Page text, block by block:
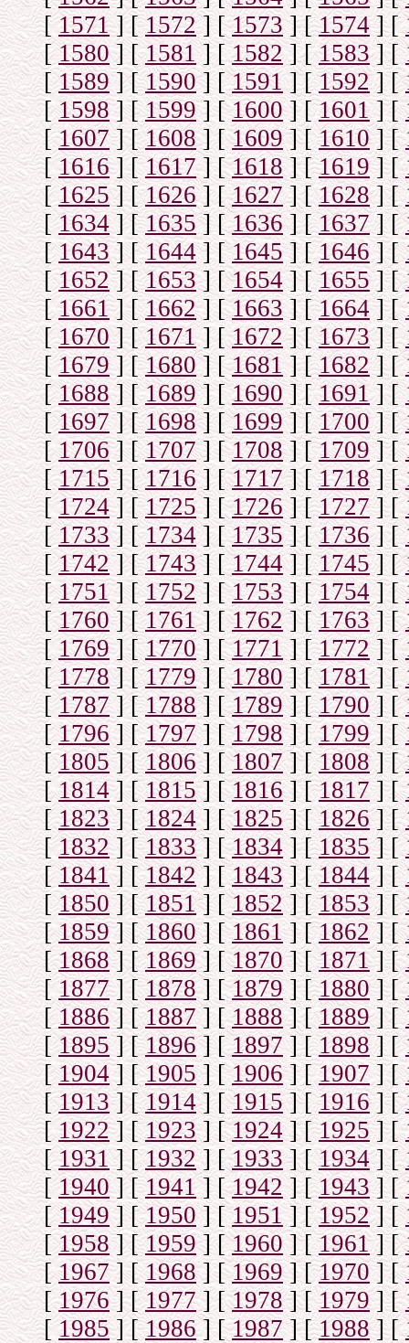
[1571] [1572] [1573 ] [1574] [
[1580] [1581] [1582] [1583] [
[1589] [1590] [1591] [1592] [
[1598] [1599] [1600] [1601] [
[1607] [1608] [1609] [1610] [
[1616] [1617] [1618] [1619] [
[1625] [1626] [1627] [1628] [
[1634] [1635] [1636 ] [1637] [
[1643] [1644] [1645] [1646] [
[1652] [1653] [1654] [1655] [
[1661] [1662] [1663] [1664] [
[1670] [1671] [1672] [1673] [
[1679] [1680] [1681 ] [1682] [
[1688] [1689] [1690] [1691] [
[1697] [1698] [1699] [1700] [
[1706] [1707] [1708] [1709] [
[1715] [1716] [1717] [1718] [
[1724] [1725] [1726] [1727] [
[1733] [1734] [1735] [1736] [
[1742] [1743] [1744] [1745] [
[1751] [1752] [1753] [1754] [
[1760] [1761] [1762] [1763] [
[ 1769] [1770] [1771] [1772] [
[1778] [1779] [1780] [1781] [
[1787] [1788] [1789 ] [1790] [
[1796] [1797] [1798] [1799] [
[1805] [1806] [1807] [1808] [
[1814] [1815] [1816] [1817] [
[1823] [1824] [1825] [1826] [
[1832] [1833] [1834 ] [1835] [
[1841] [1842] [1843] [1844] [
[1850] [1851] [1852] [1853] [
[1859] [1860] [1861] [1862] [
[1868] [1869] [1870] [1871] [
[1877] [1878] [1879] [1880] [
[1886] [1887] [1888] [1889] [
[1895] [1896] [1897] [1898] [
[1904] [1905] [1906] [1907] [
[1913] [1914] [1915] [1916] [
[1922] [1923] [1924] [1925] [
[1931] [1932] [1933] [1934] [
[1940] [1941] [1942] [1943] [
[1949] [1950] [1951] [1952] [
[1958] [1959] [1960] [1961] [
[1967] [1968] [1969] [1970] [
[1976] [1977] [1978] [1979] [
[1985] [1986] [1987] [1988] [